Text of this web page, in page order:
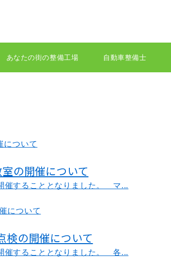
あなたの街の整備工場 自動車整備士
の開催について
催することとなりました。 マ...
検の開催について
催することとなりました。 各...